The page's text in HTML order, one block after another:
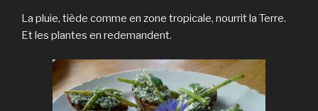
La pluie, tiède comme en zone tropicale, nourrit la Terre.
Et les plantes en redemandent.